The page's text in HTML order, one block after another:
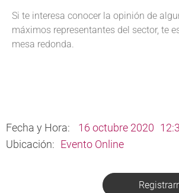
Si te interesa conocer la opinión de
máximos representantes del sector, te
mesa redonda.
Fecha y Hora: 16 octubre 2020
Ubicación: Evento Online